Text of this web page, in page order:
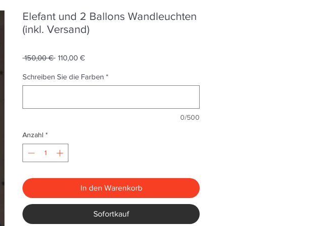
Elefant und 2 Ballons Wandleuchten
(inkl. Versand)
150,00 € Standardpreis
110,00 €Sale-
Schreiben Sie die Farben *
0/500
Anzahl *
In den Warenkorb
Sofortkauf